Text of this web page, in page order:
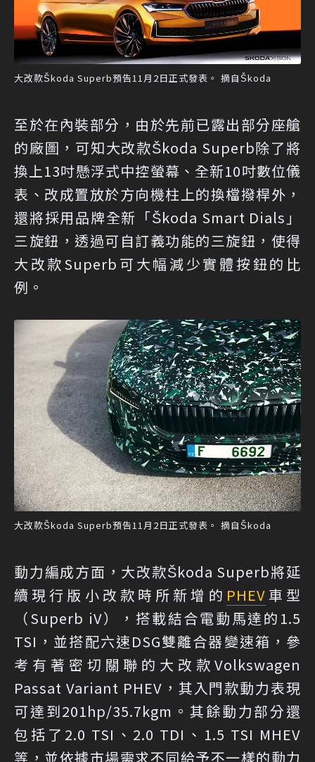
大改款Škoda Superb預告11月2日正式發表。 摘自Škoda
至於在內裝部分，由於先前已露出部分座艙
的廠圖，可知大改款Škoda Superb除了將
換上13吋懸浮式中控螢幕、全新10吋數位儀
表、改成置放於方向機柱上的換檔撥桿外，
還將採用品牌全新「Škoda Smart Dials」
三旋鈕，透過可自訂義功能的三旋鈕，使得
大改款Superb可大幅減少實體按鈕的比
例。
大改款Škoda Superb預告11月2日正式發表。 摘自Škoda
動力編成方面，大改款Škoda Superb將延
續現行版小改款時所新增的 PHEV車型
（Superb iV），搭載結合電動馬達的1.5
TSI，並搭配六速DSG雙離合器變速箱，參
考有著密切關聯的大改款Volkswagen
Passat Variant PHEV，其入門款動力表現
可達到201hp/35.7kgm。其餘動力部分還
包括了2.0 TSI、2.0 TDI、1.5 TSI MHEV
等，並依據市場需求不同給予不一樣的動力